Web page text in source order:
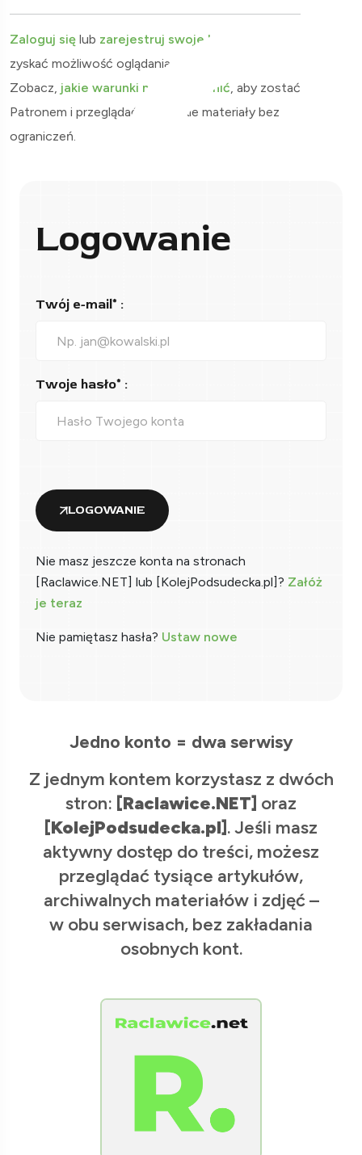
Zaloguj się lub zarejestruj swoje konto
zyskać możliwość oglądania naszych treści.
Zobacz, jakie warunki musisz spełnić, aby zostać
Patronem i przeglądać wszystkie materiały bez
ograniczeń.
Logowanie
Twój e-mail* :
Twoje hasło* :
LOGOWANIE
Nie masz jeszcze konta na stronach
[Raclawice.NET] lub [KolejPodsudecka.pl]? Załóż
je teraz
Nie pamiętasz hasła? Ustaw nowe
Jedno konto = dwa serwisy
Z jednym kontem korzystasz z dwóch
stron: [Raclawice.NET] oraz
[KolejPodsudecka.pl]. Jeśli masz
aktywny dostęp do treści, możesz
przeglądać tysiące artykułów,
archiwalnych materiałów i zdjęć –
w obu serwisach, bez zakładania
osobnych kont.